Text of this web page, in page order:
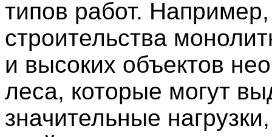
типов работ.
строительства
и высоких объектов
леса, которые могут
значительные